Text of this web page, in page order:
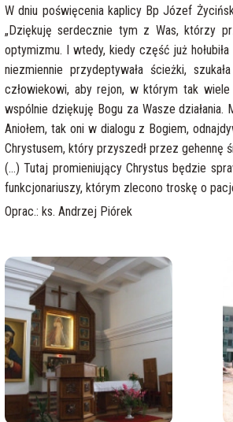
W dniu poświęcenia kaplicy Bp Józef
„Dziękuję serdecznie tym z Was, którzy
optymizmu. I wtedy, kiedy część już
niezmiennie przydeptywała ścieżki,
człowiekowi, aby rejon, w którym tak
wspólnie dziękuję Bogu za Wasze
Aniołem, tak oni w dialogu z Bogiem,
Chrystusem, który przyszedł przez gehennę
(…) Tutaj promieniujący Chrystus będzie
funkcjonariuszy, którym zlecono troskę o
Oprac.: ks. Andrzej Piórek